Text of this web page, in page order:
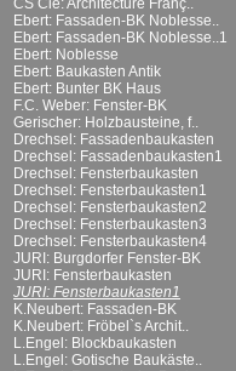
CS Cie: Architecture Franç..
Ebert: Fassaden-BK Noblesse..
Ebert: Fassaden-BK Noblesse..1
Ebert: Noblesse
Ebert: Baukasten Antik
Ebert: Bunter BK Haus
F.C. Weber: Fenster-BK
Gerischer: Holzbausteine, f..
Drechsel: Fassadenbaukasten
Drechsel: Fassadenbaukasten1
Drechsel: Fensterbaukasten
Drechsel: Fensterbaukasten1
Drechsel: Fensterbaukasten2
Drechsel: Fensterbaukasten3
Drechsel: Fensterbaukasten4
JURI: Burgdorfer Fenster-BK
JURI: Fensterbaukasten
JURI: Fensterbaukasten1
K.Neubert: Fassaden-BK
K.Neubert: Fröbel`s Archit..
L.Engel: Blockbaukasten
L.Engel: Gotische Baukäste..